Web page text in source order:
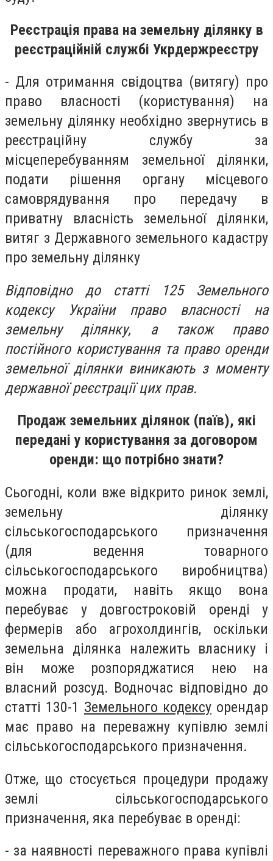
Реєстрація права на земельну ділянку в
реєстраційній службі Укрдержреєстру
- Для отримання свідоцтва (витягу) про
право власності (користування) на
земельну ділянку необхідно звернутись в
реєстраційну службу за
місцеперебуванням земельної ділянки,
подати рішення органу місцевого
самоврядування про передачу в
приватну власність земельної ділянки,
витяг з Державного земельного кадастру
про земельну ділянку
Відповідно до статті 125 Земельного
кодексу України право власності на
земельну ділянку, а також право
постійного користування та право оренди
земельної ділянки виникають з моменту
державної реєстрації цих прав.
Продаж земельних ділянок (паїв), які
передані у користування за договором
оренди: що потрібно знати?
Сьогодні, коли вже відкрито ринок землі,
земельну ділянку
сільськогосподарського призначення
(для ведення товарного
сільськогосподарського виробництва)
можна продати, навіть якщо вона
перебуває у довгостроковій оренді у
фермерів або агрохолдингів, оскільки
земельна ділянка належить власнику і
він може розпоряджатися нею на
власний розсуд. Водночас відповідно до
статті 130-1 Земельного кодексу орендар
має право на переважну купівлю землі
сільськогосподарського призначення.
Отже, що стосується процедури продажу
землі сільськогосподарського
призначення, яка перебуває в оренді:
- за наявності переважного права купівлі